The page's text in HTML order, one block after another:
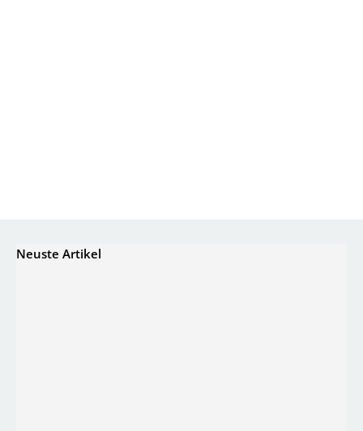
Neuste Artikel